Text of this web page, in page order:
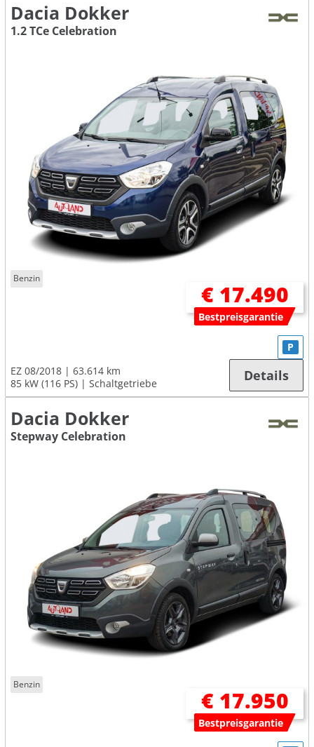
Dacia Dokker
1.2 TCe Celebration
Benzin
€ 17.490
Bestpreisgarantie
EZ 08/2018
63.614 km
85 kW (116 PS)
Schaltgetriebe
P
Details
Dacia Dokker
Stepway Celebration
Benzin
€ 17.950
Bestpreisgarantie